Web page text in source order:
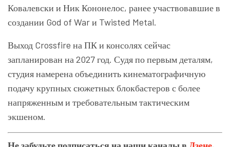
Ковалевски и Ник Кононелос, ранее участвовавшие в
создании God of War и Twisted Metal.
Выход Crossfire на ПК и консолях сейчас
запланирован на 2027 год. Судя по первым деталям,
студия намерена объединить кинематографичную
подачу крупных сюжетных блокбастеров с более
напряженным и требовательным тактическим
экшеном.